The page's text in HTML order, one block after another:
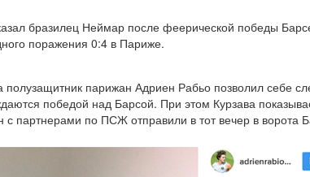
бразилец Неймар после феерической победы
поражения 0:4 в Париже.
парижан Адриен Рабьо позволил себе
победой над Барсой. При этом Курзава
с партнерами по ПСЖ отправили в тот вечер в ворота